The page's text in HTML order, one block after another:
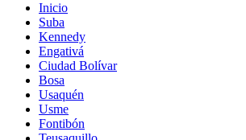
Inicio
Suba
Kennedy
Engativá
Ciudad Bolívar
Bosa
Usaquén
Usme
Fontibón